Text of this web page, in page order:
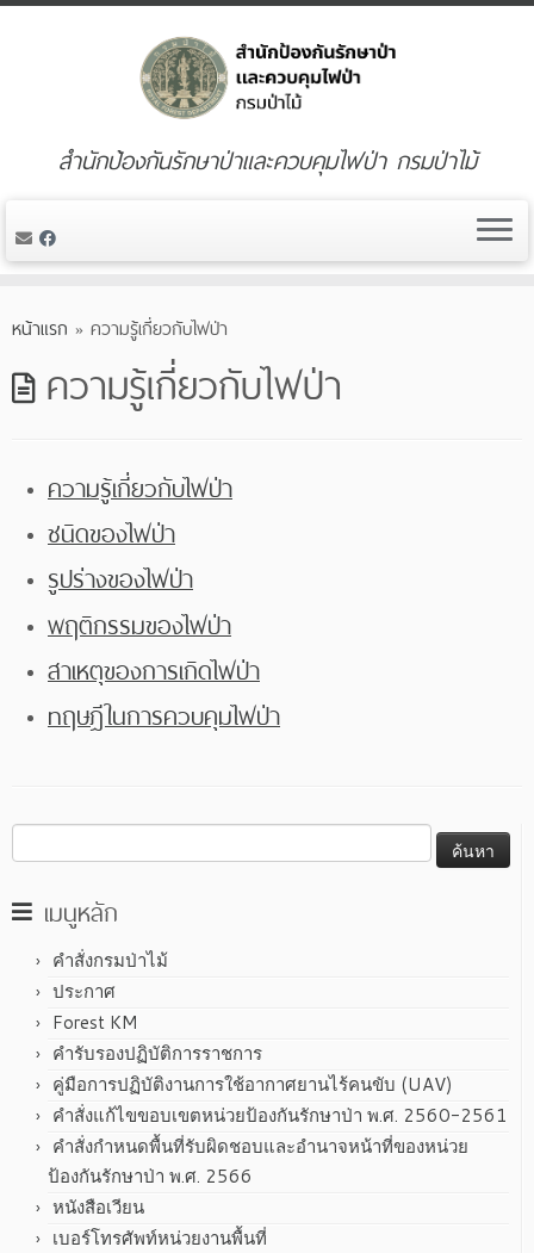
to
สำนักป้องกันรักษาป่าและควบคุมไฟป่า กรมป่าไม้
หน้าแรก » ความรู้เกี่ยวกับไฟป่า
ความรู้เกี่ยวกับไฟป่า
ความรู้เกี่ยวกับไฟป่า
ชนิดของไฟป่า
รูปร่างของไฟป่า
พฤติกรรมของไฟป่า
สาเหตุของการเกิดไฟป่า
ทฤษฎีในการควบคุมไฟป่า
สำหรับ:
เมนูหลัก
คำสั่งกรมป่าไม้
ประกาศ
Forest KM
คำรับรองปฏิบัติการราชการ
คู่มือการปฏิบัติงานการใช้อากาศยานไร้คนขับ (UAV)
คำสั่งแก้ไขขอบเขตหน่วยป้องกันรักษาป่า พ.ศ. 2560-2561
คำสั่งกำหนดพื้นที่รับผิดชอบและอำนาจหน้าที่ของหน่วย
ป้องกันรักษาป่า พ.ศ. 2566
หนังสือเวียน
เบอร์โทรศัพท์หน่วยงานพื้นที่